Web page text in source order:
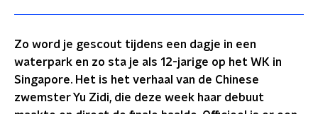
Zo word je gescout tijdens een dagje in een
waterpark en zo sta je als 12-jarige op het WK in
Singapore. Het is het verhaal van de Chinese
zwemster Yu Zidi, die deze week haar debuut